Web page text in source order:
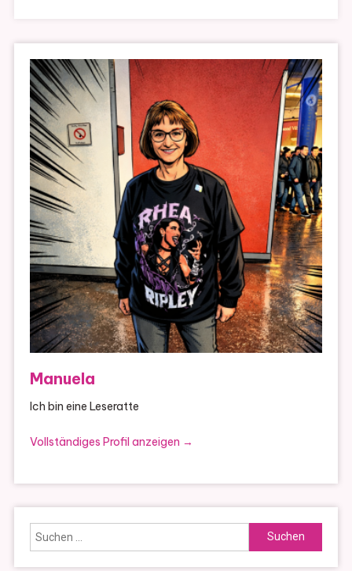
Manuela
Ich bin eine Leseratte
Vollständiges Profil anzeigen →
Suchen
nach: